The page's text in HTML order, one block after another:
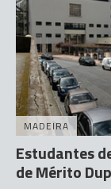
MADEIRA
Estudantes
de Mérito